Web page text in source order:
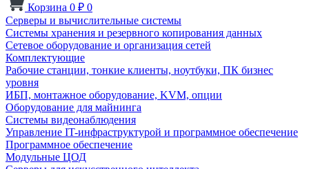
Корзина 0 ₽ 0
Серверы и вычислительные системы
Системы хранения и резервного копирования данных
Сетевое оборудование и организация сетей
Комплектующие
Рабочие станции, тонкие клиенты, ноутбуки, ПК бизнес
уровня
ИБП, монтажное оборудование, KVM, опции
Оборудование для майнинга
Системы видеонаблюдения
Управление IT-инфраструктурой и программное обеспечение
Программное обеспечение
Модульные ЦОД